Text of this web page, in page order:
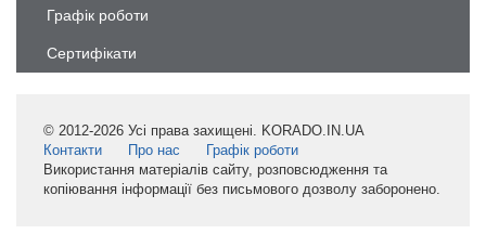
Графік роботи
Сертифікати
© 2012-2026 Усі права захищені. KORADO.IN.UA
Контакти
Про нас
Графік роботи
Використання матеріалів сайту, розповсюдження та
копіювання інформації без письмового дозволу заборонено.